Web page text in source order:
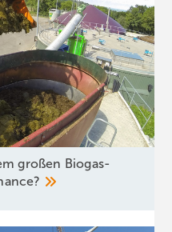
großen Biogas-